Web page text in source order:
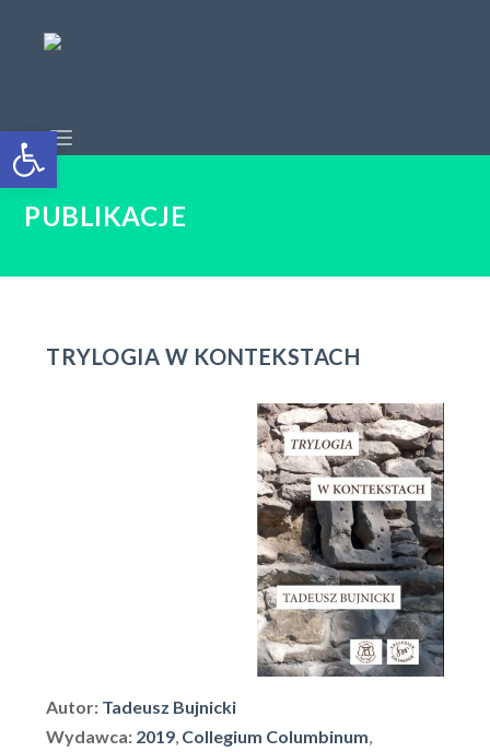
Open toolbar
PUBLIKACJE
TRYLOGIA W KONTEKSTACH
Autor: Tadeusz Bujnicki
Wydawca: 2019 Collegium Columbinum